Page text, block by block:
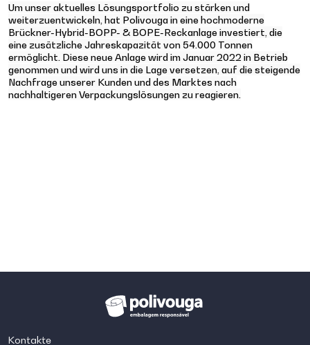
Um unser aktuelles Lösungsportfolio zu stärken und
weiterzuentwickeln, hat Polivouga in eine hochmoderne
Brückner-Hybrid-BOPP- & BOPE-Reckanlage investiert, die
eine zusätzliche Jahreskapazität von 54.000 Tonnen
ermöglicht. Diese neue Anlage wird im Januar 2022 in Betrieb
genommen und wird uns in die Lage versetzen, auf die steigende
Nachfrage unserer Kunden und des Marktes nach
nachhaltigeren Verpackungslösungen zu reagieren.
Kontakte